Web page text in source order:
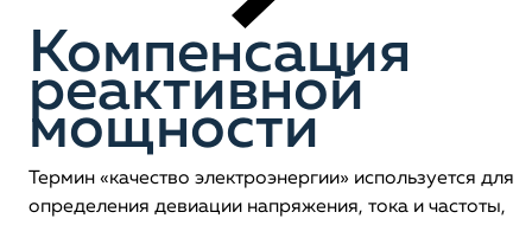
Компенсация
реактивной
мощности
Термин «качество электроэнергии» используется для
определения девиации напряжения, тока и частоты,